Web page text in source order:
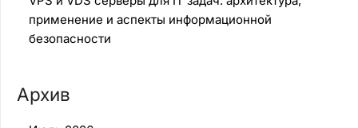
применение и аспекты информационной
безопасности
Архив